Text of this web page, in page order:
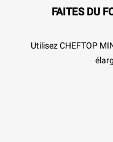
FAITES DU
Utilisez CHEFTOP